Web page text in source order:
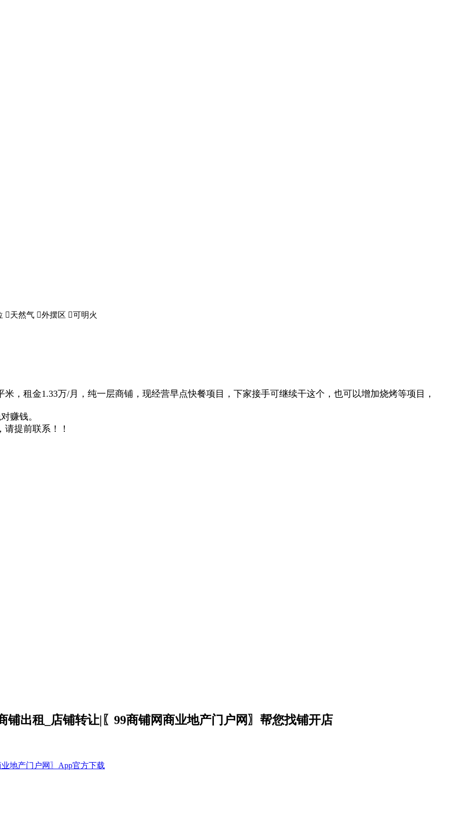
天然气 外摆区 可明火
，租金1.33万/月，纯一层商铺，现经营早点快餐项目，下家接手可继续干这个，也可以增加烧烤等项目，
赚钱。
提前联系！！
出租_店铺转让|〖99商铺网商业地产门户网〗帮您找铺开店